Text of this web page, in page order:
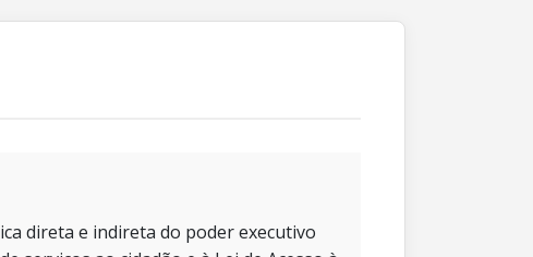
direta e indireta do poder executivo